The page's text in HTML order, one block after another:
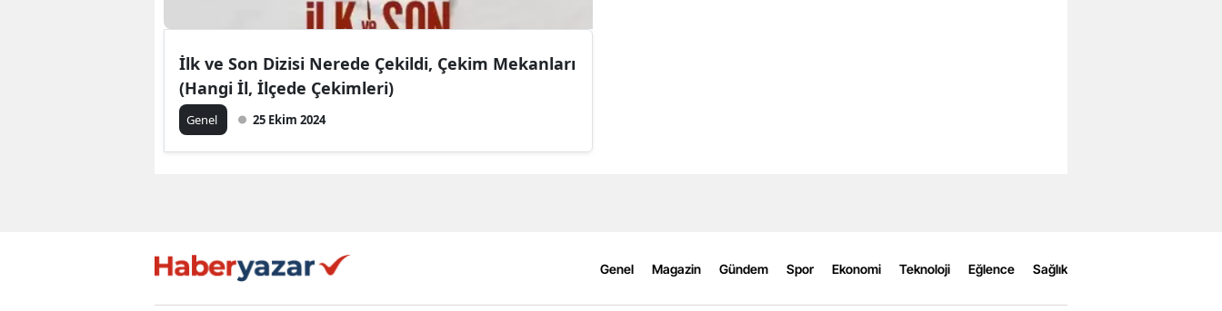
İlk ve Son Dizisi Nerede Çekildi, Çekim Mekanları
(Hangi İl, İlçede Çekimleri)
Genel 25 Ekim 2024
Genel Magazin Gündem Spor Ekonomi Teknoloji Eğlence Sağlık